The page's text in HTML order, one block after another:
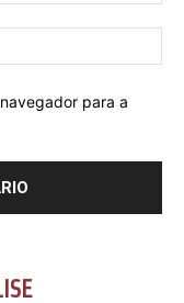
para a